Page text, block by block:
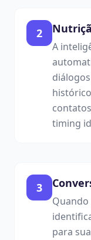
2
A
timing
3
para